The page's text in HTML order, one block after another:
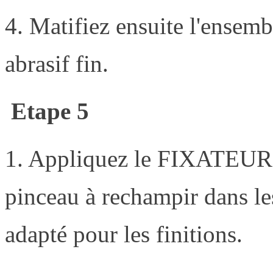
4. Matifiez ensuite
abrasif fin.
Etape 5
1. Appliquez le
pinceau à rechampir dans
adapté pour les finitions.